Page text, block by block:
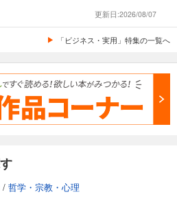
更新日:2026/08/07
「ビジネス・実用」特集の一覧へ
/ 哲学・宗教・心理